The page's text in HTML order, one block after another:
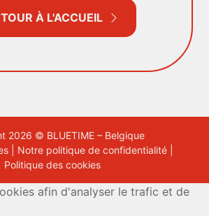
À L'ACCUEIL
2026 © BLUETIME – Belgique
| Notre politique de confidentialité|
Politique des cookies
afin d'analyser le trafic et de